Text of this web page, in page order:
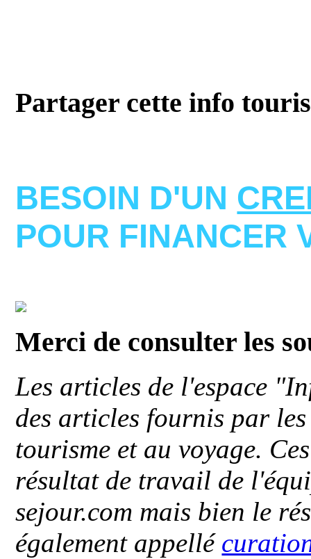
Partager cette info
BESOIN D'UN
POUR FINANCER
Merci de consulter les
Les articles de l'espace
des articles fournis par
tourisme et au voyage.
résultat de travail de
sejour.com mais bien le
également appellé